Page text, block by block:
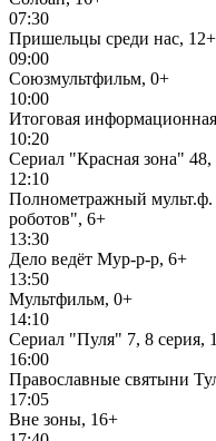
07:30
Пришельцы среди нас, 12+
09:00
Союзмультфильм, 0+
10:00
Итоговая
10:20
Сериал "Красная зона" 48,
12:10
Полнометражный мульт.ф.
роботов", 6+
13:30
Дело ведёт Мур-р-р, 6+
13:50
Мультфильм, 0+
14:10
Сериал "Пуля" 7, 8 серия,
16:00
Православные святыни
17:05
Вне зоны, 16+